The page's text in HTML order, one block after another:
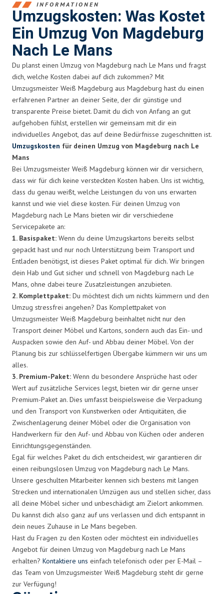
INFORMATIONEN
Umzugskosten: Was Kostet
Ein Umzug Von Magdeburg
Nach Le Mans
Du planst einen Umzug von Magdeburg nach Le Mans und fragst
dich, welche Kosten dabei auf dich zukommen? Mit
Umzugsmeister Weiß Magdeburg aus Magdeburg hast du einen
erfahrenen Partner an deiner Seite, der dir günstige und
transparente Preise bietet. Damit du dich von Anfang an gut
aufgehoben fühlst, erstellen wir gemeinsam mit dir ein
individuelles Angebot, das auf deine Bedürfnisse zugeschnitten ist.
Umzugskosten für deinen Umzug von Magdeburg nach Le
Mans
Bei Umzugsmeister Weiß Magdeburg können wir dir versichern,
dass wir für dich keine versteckten Kosten haben. Uns ist wichtig,
dass du genau weißt, welche Leistungen du von uns erwarten
kannst und wie viel diese kosten. Für deinen Umzug von
Magdeburg nach Le Mans bieten wir dir verschiedene
Servicepakete an:
1. Basispaket: Wenn du deine Umzugskartons bereits selbst
gepackt hast und nur noch Unterstützung beim Transport und
Entladen benötigst, ist dieses Paket optimal für dich. Wir bringen
dein Hab und Gut sicher und schnell von Magdeburg nach Le
Mans, ohne dabei teure Zusatzleistungen anzubieten.
2. Komplettpaket: Du möchtest dich um nichts kümmern und den
Umzug stressfrei angehen? Das Komplettpaket von
Umzugsmeister Weiß Magdeburg beinhaltet nicht nur den
Transport deiner Möbel und Kartons, sondern auch das Ein- und
Auspacken sowie den Auf- und Abbau deiner Möbel. Von der
Planung bis zur schlüsselfertigen Übergabe kümmern wir uns um
alles.
3. Premium-Paket: Wenn du besondere Ansprüche hast oder
Wert auf zusätzliche Services legst, bieten wir dir gerne unser
Premium-Paket an. Dies umfasst beispielsweise die Verpackung
und den Transport von Kunstwerken oder Antiquitäten, die
Zwischenlagerung deiner Möbel oder die Organisation von
Handwerkern für den Auf- und Abbau von Küchen oder anderen
Einrichtungsgegenständen.
Egal für welches Paket du dich entscheidest, wir garantieren dir
einen reibungslosen Umzug von Magdeburg nach Le Mans.
Unsere geschulten Mitarbeiter kennen sich bestens mit langen
Strecken und internationalen Umzügen aus und stellen sicher, dass
all deine Möbel sicher und unbeschädigt am Zielort ankommen.
Du kannst dich also ganz auf uns verlassen und dich entspannt in
dein neues Zuhause in Le Mans begeben.
Hast du Fragen zu den Kosten oder möchtest ein individuelles
Angebot für deinen Umzug von Magdeburg nach Le Mans
erhalten? Kontaktiere uns einfach telefonisch oder per E-Mail –
das Team von Umzugsmeister Weiß Magdeburg steht dir gerne
zur Verfügung!